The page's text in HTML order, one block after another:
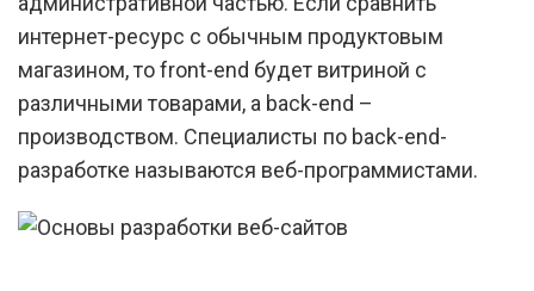
интернет-ресурс с обычным продуктовым
магазином, то front-end будет витриной с
различными товарами, а back-end –
производством. Специалисты по back-end-
разработке называются веб-программистами.